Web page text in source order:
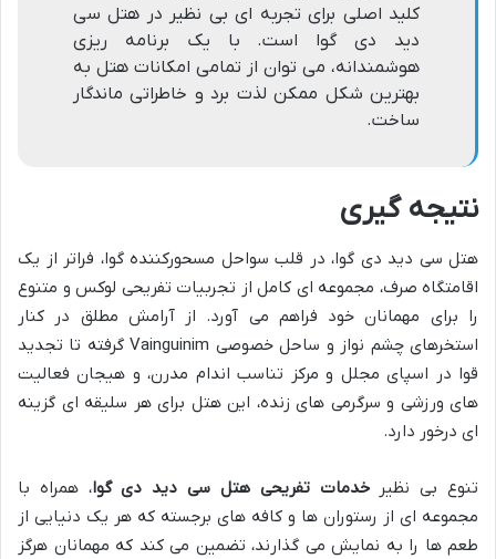
کلید اصلی برای تجربه ای بی نظیر در هتل سی
دید دی گوا است. با یک برنامه ریزی
هوشمندانه، می توان از تمامی امکانات هتل به
بهترین شکل ممکن لذت برد و خاطراتی ماندگار
ساخت.
نتیجه گیری
هتل سی دید دی گوا، در قلب سواحل مسحورکننده گوا، فراتر از یک
اقامتگاه صرف، مجموعه ای کامل از تجربیات تفریحی لوکس و متنوع
را برای مهمانان خود فراهم می آورد. از آرامش مطلق در کنار
استخرهای چشم نواز و ساحل خصوصی Vainguinim گرفته تا تجدید
قوا در اسپای مجلل و مرکز تناسب اندام مدرن، و هیجان فعالیت
های ورزشی و سرگرمی های زنده، این هتل برای هر سلیقه ای گزینه
ای درخور دارد.
تنوع بی نظیرخدمات تفریحی هتل سی دید دی گوا، همراه با
مجموعه ای از رستوران ها و کافه های برجسته که هر یک دنیایی از
طعم ها را به نمایش می گذارند، تضمین می کند که مهمانان هرگز